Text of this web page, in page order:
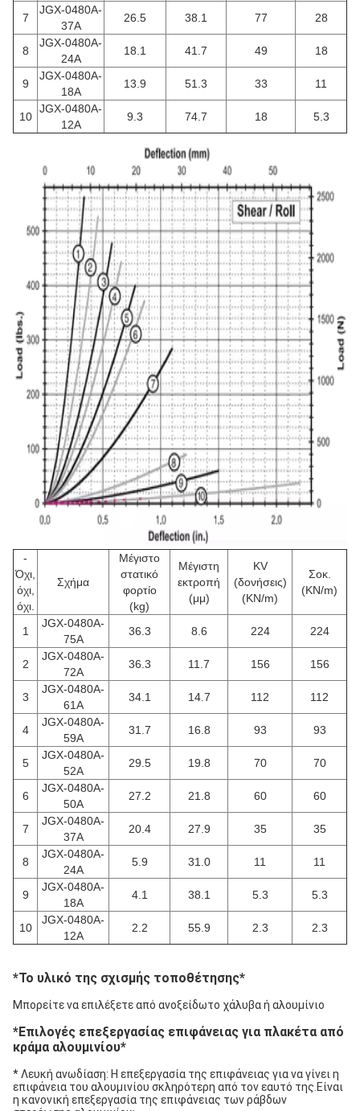
7
JGX-0480A-
37A
26.5 38.1 77 28
8
JGX-0480A-
24A
18.1 41.7 49 18
9
JGX-0480A-
18A
13.9 51.3 33 11
10
JGX-0480A-
12A
9.3 74.7 18 5.3
-
Όχι,
όχι,
όχι.
Σχήμα
Μέγιστο
στατικό
φορτίο
(kg)
Μέγιστη
εκτροπή
(μμ)
KV
(δονήσεις)
(KN/m)
Σοκ.
(KN/m)
1
JGX-0480A-
75A
36.3 8.6 224 224
2
JGX-0480A-
72A
36.3 11.7 156 156
3
JGX-0480A-
61A
34.1 14.7 112 112
4
JGX-0480A-
59A
31.7 16.8 93 93
5
JGX-0480A-
52A
29.5 19.8 70 70
6
JGX-0480A-
50A
27.2 21.8 60 60
7
JGX-0480A-
37A
20.4 27.9 35 35
8
JGX-0480A-
24A
5.9 31.0 11 11
9
JGX-0480A-
18A
4.1 38.1 5.3 5.3
10
JGX-0480A-
12A
2.2 55.9 2.3 2.3
*Το υλικό της σχισμής τοποθέτησης*
Μπορείτε να επιλέξετε από ανοξείδωτο χάλυβα ή αλουμίνιο
*Επιλογές επεξεργασίας επιφάνειας για πλακέτα από
κράμα αλουμινίου*
* Λευκή ανωδίαση: Η επεξεργασία της επιφάνειας για να γίνει η
επιφάνεια του αλουμινίου σκληρότερη από τον εαυτό της.Είναι
η κανονική επεξεργασία της επιφάνειας των ράβδων